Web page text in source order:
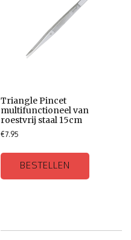
Triangle Pincet
multifunctioneel van
roestvrij staal 15cm
€7.95
BESTELLEN